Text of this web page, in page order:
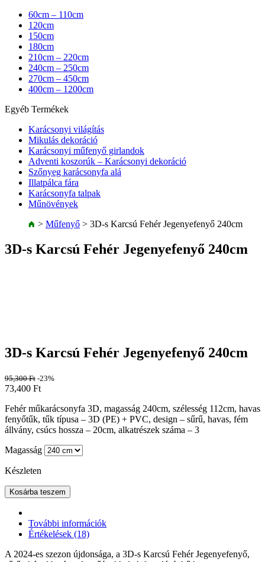
60cm – 110cm
120cm
150cm
180cm
210cm – 220cm
240cm – 250cm
270cm – 450cm
400cm – 1200cm
Egyéb Termékek
Karácsonyi világítás
Mikulás dekoráció
Karácsonyi műfenyő girlandok
Adventi koszorúk – Karácsonyi dekoráció
Szőnyeg karácsonyfa alá
Illatpálca fára
Karácsonyfa talpak
Műnövények
> Műfenyő > 3D-s Karcsú Fehér Jegenyefenyő 240cm
3D-s Karcsú Fehér Jegenyefenyő 240cm
3D-s Karcsú Fehér Jegenyefenyő 240cm
95,300Ft -23%
73,400 Ft
Fehér műkarácsonyfa 3D, magasság 240cm, szélesség 112cm, havas
fenyőtűk, tűk típusa – 3D (PE) + PVC, design – sűrű, havas, fém
állvány, csúcs hossza – 20cm, alkatrészek száma – 3
Magasság
Készleten
Kosárba teszem
További információk
Értékelések (18)
A 2024-es szezon újdonsága, a 3D-s Karcsú Fehér Jegenyefenyő,